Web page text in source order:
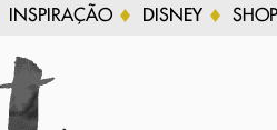
INSPIRAÇÃO DISNEY